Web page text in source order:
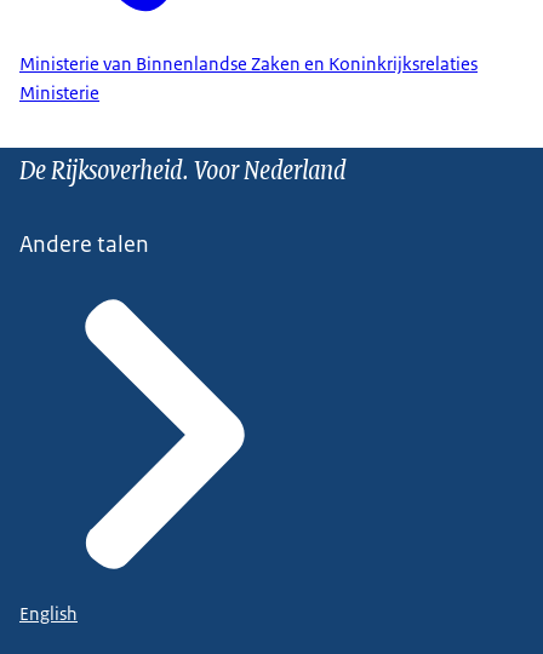
Ministerie van Binnenlandse Zaken en Koninkrijksrelaties
Ministerie
De Rijksoverheid. Voor Nederland
Andere talen
English